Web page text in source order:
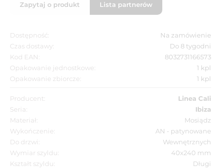
Zapytaj o produkt Lista partnerów
Dostępność:
Na zamówienie
Czas dostawy:
Do 8 tygodni
Kod EAN:
8032731166573
Opakowanie jednostkowe:
1 kpl
Opakowanie zbiorcze:
1 kpl
Producent:
Linea Cali
Seria:
Ibiza
Materiał:
Mosiądz
Wykończenie:
AN - patynowane
Do drzwi:
Wewnętrznych
Wymiar szyldu:
40x240 mm
Kształt szyldu:
Długi